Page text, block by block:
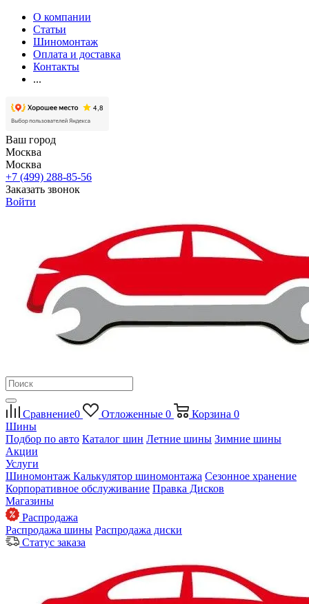
О компании
Статьи
Шиномонтаж
Оплата и доставка
Контакты
...
Ваш город
Москва
Москва
+7 (499) 288-85-56
Заказать звонок
Войти
Сравнение0 Отложенные 0 Корзина 0
Шины
Подбор по авто Каталог шин Летние шины Зимние шины
Акции
Услуги
Шиномонтаж Калькулятор шиномонтажа Сезонное хранение
Корпоративное обслуживание Правка Дисков
Магазины
Распродажа
Распродажа шины Распродажа диски
Статус заказа